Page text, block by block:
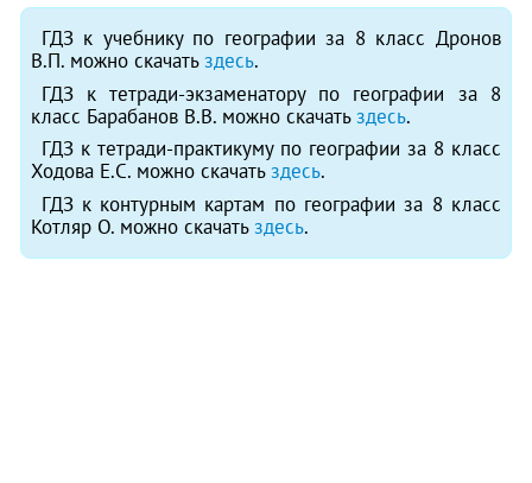
ГДЗ к учебнику по географии за 8 класс Дронов
В.П. можно скачатьздесь.
ГДЗ к тетради-экзаменатору по географии за 8
класс Барабанов В.В. можно скачатьздесь.
ГДЗ к тетради-практикуму по географии за 8 класс
Ходова Е.С. можно скачатьздесь.
ГДЗ к контурным картам по географии за 8 класс
Котляр О. можно скачатьздесь.